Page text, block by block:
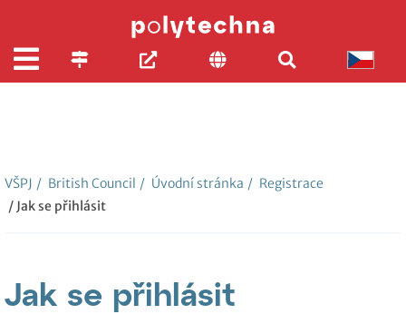
VŠPJ / British Council / Úvodní stránka / Registrace
/ Jak se přihlásit
Jak se přihlásit